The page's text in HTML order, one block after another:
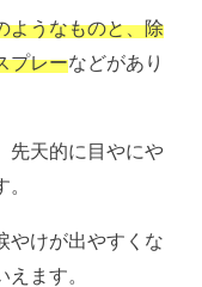
ようなものと、除
プレーなどがあり
先天的に目やにや
やけが出やすくな
ます。